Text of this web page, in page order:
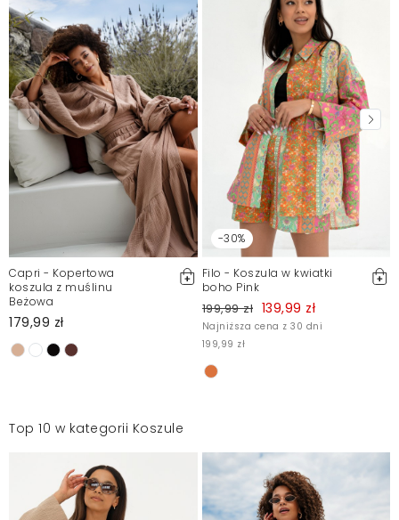
Capri - Kopertowa
koszula z muślinu
Beżowa
179,99 zł
-30%
Filo - Koszula w kwiatki
boho Pink
199,99 zł 139,99 zł
Najniższa cena z 30 dni
199,99 zł
Top 10 w kategorii Koszule